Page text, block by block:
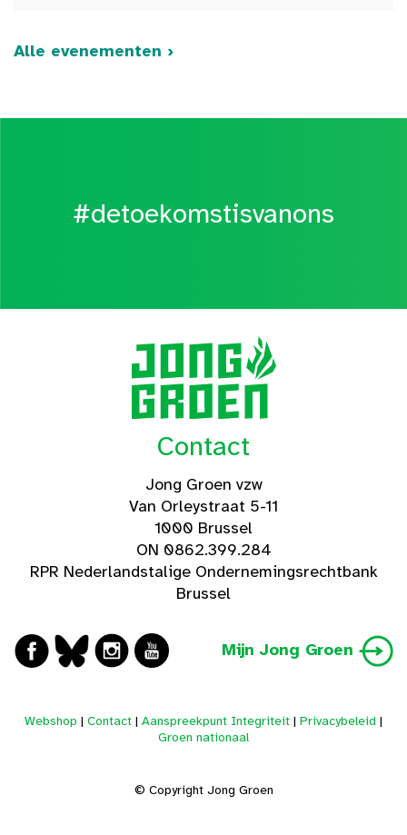
Alle evenementen ›
#detoekomstisvanons
Contact
Jong Groen vzw
Van Orleystraat 5-11
1000 Brussel
ON 0862.399.284
RPR Nederlandstalige Ondernemingsrechtbank
Brussel
Mijn Jong Groen
Webshop | Contact | Aanspreekpunt Integriteit | Privacybeleid |
Groen nationaal
© Copyright Jong Groen